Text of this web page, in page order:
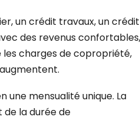
un crédit travaux, un crédit
des revenus confortables,
charges de copropriété,
mensualité unique. La
la durée de